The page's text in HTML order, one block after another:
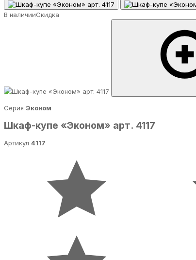
В наличииСкидка
Серия Эконом
Шкаф-купе «Эконом» арт. 4117
Артикул 4117